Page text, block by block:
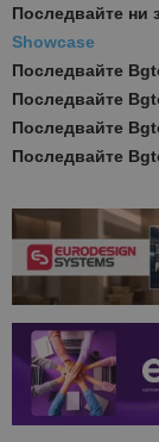
Последвайте ни
Showcase
Последвайте
Последвайте
Последвайте
Последвайте